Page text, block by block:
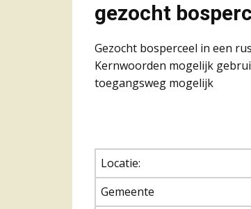
gezocht
Gezocht bosperceel in een
Kernwoorden mogelijk
toegangsweg mogelijk
Locatie:
Gemeente